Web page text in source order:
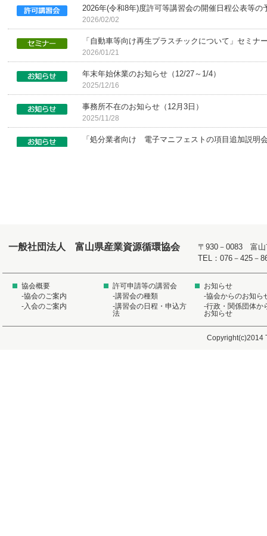
2026年(令和8年)度許可等講習会の開催日程公表等の
2026/02/02
「自動車等向け再生プラスチックについて」セミナ
2026/01/21
年末年始休業のお知らせ（12/27～1/4）
2025/12/16
事務所不在のお知らせ（12月3日）
2025/11/28
「処分業者向け 電子マニフェストの項目追加説明
2025/10/02
「下請法・下請振興法改正法の概要」に関する説明
2025/09/19
令和7年度政府支援策一覧のお知らせ
2025/09/10
使用済電気機器の廃棄時等におけるPCB含有調査に
一般社団法人 富山県産業資源循環協会
〒930－0083 富山
TEL：076－425
協会概要
-協会のご案内
-入会のご案内
許可申請等の講習会
-講習会の種類
-講習会の日程・申込方
法
お知らせ
-協会からのお知ら
-行政・関係団体か
お知らせ
Copyright(c)2014